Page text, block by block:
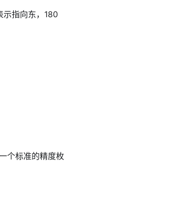
指向东，180
个标准的精度枚